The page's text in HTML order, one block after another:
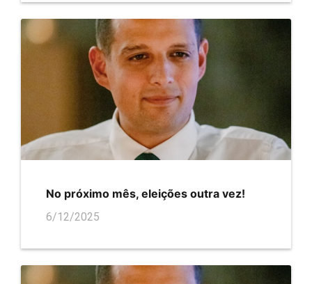
No próximo mês, eleições outra vez!
6/12/2025